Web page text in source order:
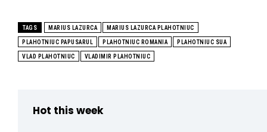
TAGS MARIUS LAZURCA MARIUS LAZURCA PLAHOTNIUC
PLAHOTNIUC PAPUSARUL PLAHOTNIUC ROMANIA PLAHOTNIUC SUA
VLAD PLAHOTNIUC VLADIMIR PLAHOTNIUC
Hot this week